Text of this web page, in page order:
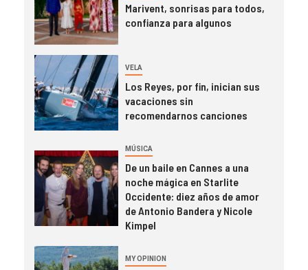
Marivent, sonrisas para todos,
confianza para algunos
VELA
Los Reyes, por fin, inician sus
vacaciones sin
recomendarnos canciones
MÚSICA
De un baile en Cannes a una
noche mágica en Starlite
Occidente: diez años de amor
de Antonio Bandera y Nicole
Kimpel
MY OPINION